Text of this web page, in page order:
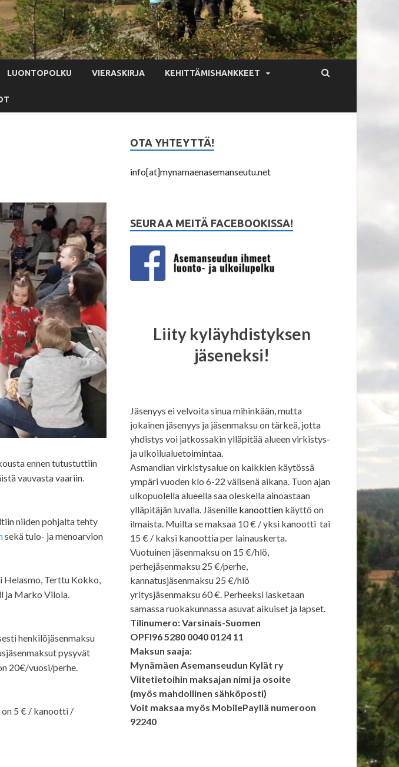
LUONTOPOLKU VIERASKIRJA KEHITTÄMISHANKKEET
ennen tutustuttiin
vauvasta vaariin.
niiden pohjalta tehty
sekä tulo- ja menoarvion
Helasmo, Terttu Kokko,
ja Marko Vilola.
henkilöjäsenmaksu
pysyvät
20€/vuosi/perhe.
on 5 € / kanootti /
OTA YHTEYTTÄ!
info[at]mynamaenasemanseutu.net
SEURAA MEITÄ FACEBOOKISSA!
Liity kyläyhdistyksen
jäseneksi!
Jäsenyys ei velvoita sinua mihinkään, mutta
jokainen jäsenyys ja jäsenmaksu on tärkeä, jotta
yhdistys voi jatkossakin ylläpitää alueen virkistys-
ja ulkoilualuetoimintaa.
Asmandian virkistysalue on kaikkien käytössä
ympäri vuoden klo 6-22 välisenä aikana. Tuon ajan
ulkopuolella alueella saa oleskella ainoastaan
ylläpitäjän luvalla. Jäsenille kanoottien käyttö on
ilmaista. Muilta se maksaa 10 € / yksi kanootti tai
15 € / kaksi kanoottia per lainauskerta.
Vuotuinen jäsenmaksu on 15 €/hlö,
perhejäsenmaksu 25 €/perhe,
kannatusjäsenmaksu 25 €/hlö
yritysjäsenmaksu 60 €. Perheeksi lasketaan
samassa ruokakunnassa asuvat aikuiset ja lapset.
Tilinumero: Varsinais-Suomen
OPFI96 5280 0040 0124 11
Maksun saaja:
Mynämäen Asemanseudun Kylät ry
Viitetietoihin maksajan nimi ja osoite
(myös mahdollinen sähköposti)
Voit maksaa myös MobilePayllä numeroon
92240